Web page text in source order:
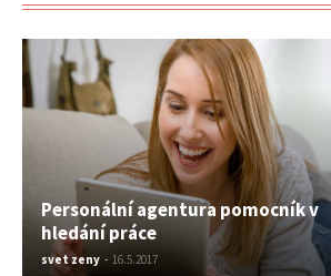
Personální agentura pomocník v
hledání práce
svet zeny - 16.5.2017